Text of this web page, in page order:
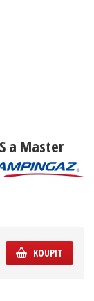
a Master
KOUPIT